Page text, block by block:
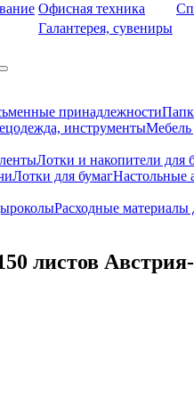
Офисная техника
Галантерея, сувениры
принадлежности
инструментыМебель
Лотки и накопители для
Лотки для бумагНастольные
Расходные материалы
листов